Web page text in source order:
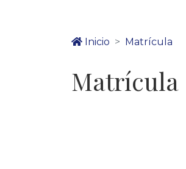
Inicio Matrícula
Matrícula